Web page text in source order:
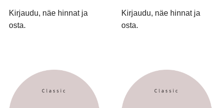
Kirjaudu, näe hinnat ja
osta.
Kirjaudu, näe hinnat ja
osta.